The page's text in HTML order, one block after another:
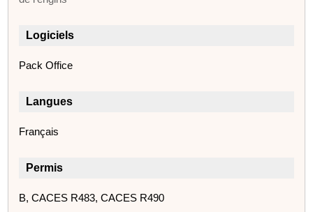
Logiciels
Pack Office
Langues
Français
Permis
B, CACES R483, CACES R490